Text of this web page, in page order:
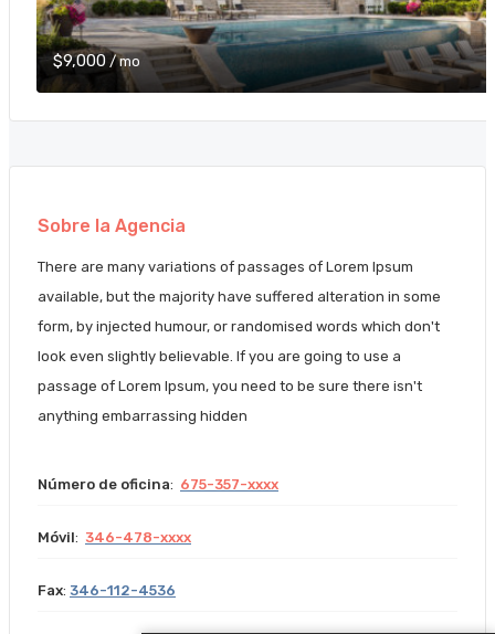
$9,000 / mo
Sobre la Agencia
There are many variations of passages of Lorem Ipsum
available, but the majority have suffered alteration in some
form, by injected humour, or randomised words which don't
look even slightly believable. If you are going to use a
passage of Lorem Ipsum, you need to be sure there isn't
anything embarrassing hidden
Número de oficina: 675-357-xxxx
Móvil: 346-478-xxxx
Fax: 346-112-4536